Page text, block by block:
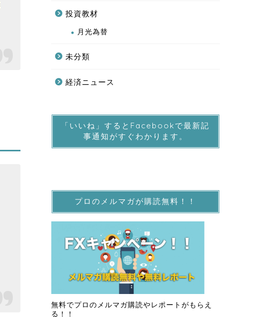
投資教材
月光為替
未分類
経済ニュース
「いいね」するとFacebookで最新記
事通知がすぐわかります。
プロのメルマガが購読無料！！
無料でプロのメルマガ購読やレポートがもらえ
る！！